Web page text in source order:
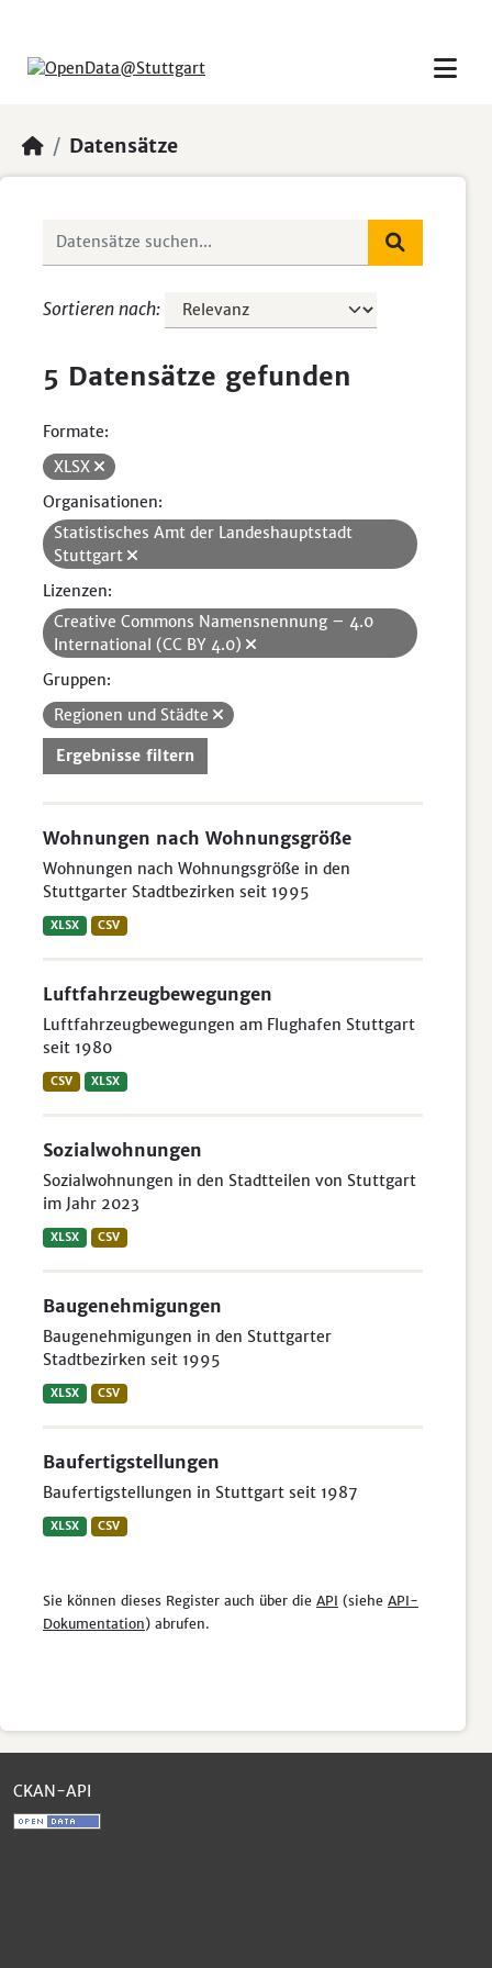
Datensätze
Sortieren nach
5 Datensätze gefunden
Formate:
XLSX
Organisationen:
Statistisches Amt der Landeshauptstadt
Stuttgart
Lizenzen:
Creative Commons Namensnennung – 4.0
International (CC BY 4.0)
Gruppen:
Regionen und Städte
Ergebnisse filtern
Wohnungen nach Wohnungsgröße
Wohnungen nach Wohnungsgröße in den
Stuttgarter Stadtbezirken seit 1995
XLSX CSV
Luftfahrzeugbewegungen
Luftfahrzeugbewegungen am Flughafen Stuttgart
seit 1980
CSV XLSX
Sozialwohnungen
Sozialwohnungen in den Stadtteilen von Stuttgart
im Jahr 2023
XLSX CSV
Baugenehmigungen
Baugenehmigungen in den Stuttgarter
Stadtbezirken seit 1995
XLSX CSV
Baufertigstellungen
Baufertigstellungen in Stuttgart seit 1987
XLSX CSV
Sie können dieses Register auch über die API (siehe API-
Dokumentation) abrufen.
CKAN-API